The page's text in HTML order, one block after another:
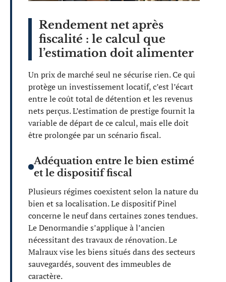
Rendement net après
fiscalité : le calcul que
l’estimation doit alimenter
Un prix de marché seul ne sécurise rien. Ce qui
protège un investissement locatif, c’est l’écart
entre le coût total de détention et les revenus
nets perçus. L’estimation de prestige fournit la
variable de départ de ce calcul, mais elle doit
être prolongée par un scénario fiscal.
Adéquation entre le bien estimé
et le dispositif fiscal
Plusieurs régimes coexistent selon la nature du
bien et sa localisation. Le dispositif Pinel
concerne le neuf dans certaines zones tendues.
Le Denormandie s’applique à l’ancien
nécessitant des travaux de rénovation. Le
Malraux vise les biens situés dans des secteurs
sauvegardés, souvent des immeubles de
caractère.